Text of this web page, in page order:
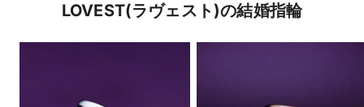
LOVEST(ラヴェスト)の結婚指輪